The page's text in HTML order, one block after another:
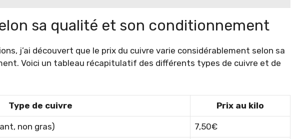
sa qualité et son conditionnement
j’ai découvert que le prix du cuivre varie considérablement selon sa
Voici un tableau récapitulatif des différents types de cuivre et de
Type de cuivre Prix au kilo
non gras) 7,50€